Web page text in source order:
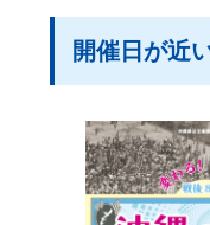
開催日が近